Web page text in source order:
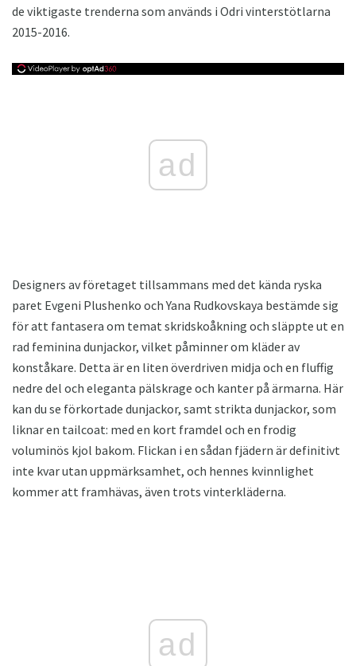
de viktigaste trenderna som används i Odri vinterstötlarna
2015-2016.
ad
Designers av företaget tillsammans med det kända ryska
paret Evgeni Plushenko och Yana Rudkovskaya bestämde sig
för att fantasera om temat skridskoåkning och släppte ut en
rad feminina dunjackor, vilket påminner om kläder av
konståkare. Detta är en liten överdriven midja och en fluffig
nedre del och eleganta pälskrage och kanter på ärmarna. Här
kan du se förkortade dunjackor, samt strikta dunjackor, som
liknar en tailcoat: med en kort framdel och en frodig
voluminös kjol bakom. Flickan i en sådan fjädern är definitivt
inte kvar utan uppmärksamhet, och hennes kvinnlighet
kommer att framhävas, även trots vinterkläderna.
ad